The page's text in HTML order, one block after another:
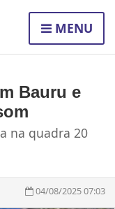
MENU
Bauru e
na quadra 20
04/08/2025 07:03